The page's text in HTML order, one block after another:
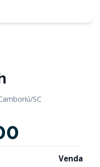
SC
Venda